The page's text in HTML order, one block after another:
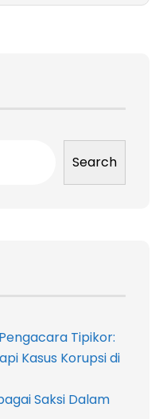
Search
Tipikor:
Kasus Korupsi di
Saksi Dalam